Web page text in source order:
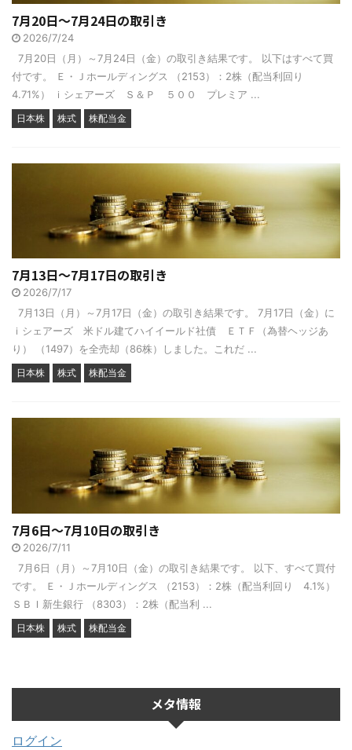
7月20日～7月24日の取引き
2026/7/24
7月20日（月）～7月24日（金）の取引き結果です。 以下はすべて買
付です。 Ｅ・Ｊホールディングス （2153）：2株（配当利回り
4.71%） ｉシェアーズ Ｓ＆Ｐ ５００ プレミア ...
日本株 株式 株配当金
7月13日～7月17日の取引き
2026/7/17
7月13日（月）～7月17日（金）の取引き結果です。 7月17日（金）に
ｉシェアーズ 米ドル建てハイイールド社債 ＥＴＦ（為替ヘッジあ
り） （1497）を全売却（86株）しました。これだ ...
日本株 株式 株配当金
7月6日～7月10日の取引き
2026/7/11
7月6日（月）～7月10日（金）の取引き結果です。 以下、すべて買付
です。 Ｅ・Ｊホールディングス （2153）：2株（配当利回り 4.1%）
ＳＢＩ新生銀行 （8303）：2株（配当利 ...
日本株 株式 株配当金
メタ情報
ログイン